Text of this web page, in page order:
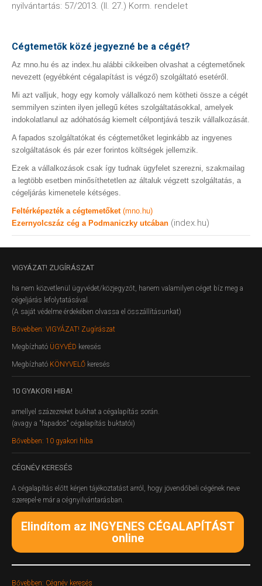
nyilvántartás: 57/2013. (II. 27.) Korm. rendelet
Cégtemetők közé jegyezné be a cégét?
Az mno.hu és az index.hu alábbi cikkeiben olvashat a cégtemetőnek
nevezett (egyébként cégalapítást is végző) szolgáltató esetéről.
Mi azt valljuk, hogy egy komoly vállalkozó nem kötheti össze a cégét
semmilyen szinten ilyen jellegű kétes szolgáltatásokkal, amelyek
indokolatlanul az adóhatóság kiemelt célpontjává teszik vállalkozását.
A fapados szolgáltatókat és cégtemetőket leginkább az ingyenes
szolgáltatások és pár ezer forintos költségek jellemzik.
Ezek a vállalkozások csak így tudnak ügyfelet szerezni, szakmailag
a legtöbb esetben minősíthetetlen az általuk végzett szolgáltatás, a
cégeljárás kimenetele kétséges.
Feltérképezték a cégtemetőket (mno.hu)
Ezernyolcszáz cég a Podmaniczky utcában (index.hu)
VIGYÁZAT! ZUGÍRÁSZAT
ha nem közvetlenül ügyvédet/közjegyzőt, hanem valamilyen céget bíz meg a
cégeljárás lefolytatásával.
(A saját védelme érdekében olvassa el összállításunkat)
Bővebben: VIGYÁZAT! Zugírászat
Megbízható ÜGYVÉD keresés
Megbízható KÖNYVELŐ keresés
10 GYAKORI HIBA!
amellyel százezreket bukhat a cégalapítás során.
(avagy a "fapados" cégalapítás buktatói)
Bővebben: 10 gyakori hiba
CÉGNÉV KERESÉS
A cégalapítás előtt kérjen tájékoztatást arról, hogy jövendőbeli cégének neve
szerepel-e már a cégnyilvántarásban.
Elindítom az INGYENES CÉGALAPÍTÁST
online
Bővebben: Cégnév keresés